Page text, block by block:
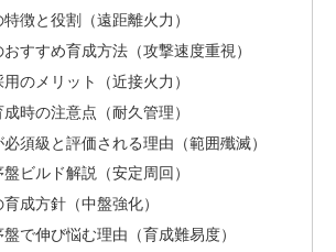
徴と役割（遠距離火力）
すすめ育成方法（攻撃速度重視）
のメリット（近接火力）
時の注意点（耐久管理）
須級と評価される理由（範囲殲滅）
ビルド解説（安定周回）
成方針（中盤強化）
で伸び悩む理由（育成難易度）